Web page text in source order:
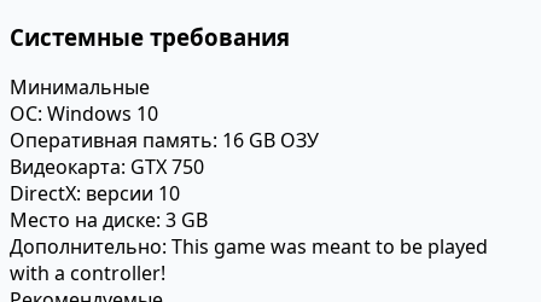
Системные требования
Минимальные
ОС: Windows 10
Оперативная память: 16 GB ОЗУ
Видеокарта: GTX 750
DirectX: версии 10
Место на диске: 3 GB
Дополнительно: This game was meant to be played
with a controller!